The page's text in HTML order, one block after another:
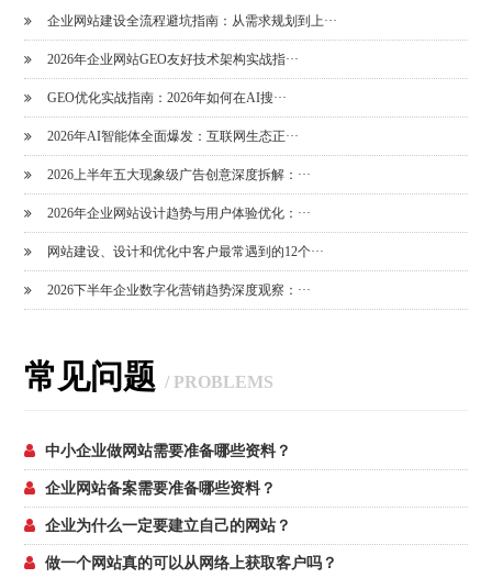
企业网站建设全流程避坑指南：从需求规划到上···
2026年企业网站GEO友好技术架构实战指···
GEO优化实战指南：2026年如何在AI搜···
2026年AI智能体全面爆发：互联网生态正···
2026上半年五大现象级广告创意深度拆解：···
2026年企业网站设计趋势与用户体验优化：···
网站建设、设计和优化中客户最常遇到的12个···
2026下半年企业数字化营销趋势深度观察：···
常见问题/ PROBLEMS
中小企业做网站需要准备哪些资料？
企业网站备案需要准备哪些资料？
企业为什么一定要建立自己的网站？
做一个网站真的可以从网络上获取客户吗？